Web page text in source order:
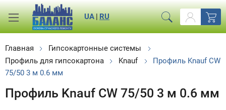
RU
|
UA
Главная
Гипсокартонные системы
Профиль для гипсокартона
Knauf
Профиль Knauf CW
75/50 3 м 0.6 мм
Профиль Knauf CW 75/50 3 м 0.6 мм